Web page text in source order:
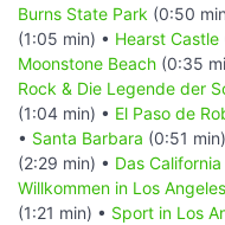
Burns State Park (0:50
(1:05 min) • Hearst Castle
Moonstone Beach (0:35
Rock & Die Legende der
(1:04 min) • El Paso de
• Santa Barbara (0:51
(2:29 min) • Das
Willkommen in Los Angeles
(1:21 min) • Sport in Los